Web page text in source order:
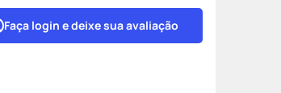
Faça login e deixe sua avaliação